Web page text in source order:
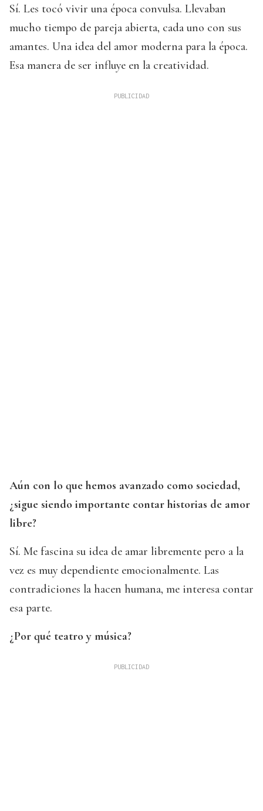
Sí. Les tocó vivir una época convulsa. Llevaban
mucho tiempo de pareja abierta, cada uno con sus
amantes. Una idea del amor moderna para la época.
Esa manera de ser influye en la creatividad.
Aún con lo que hemos avanzado como sociedad,
¿sigue siendo importante contar historias de amor
libre?
Sí. Me fascina su idea de amar libremente pero a la
vez es muy dependiente emocionalmente. Las
contradiciones la hacen humana, me interesa contar
esa parte.
¿Por qué teatro y música?